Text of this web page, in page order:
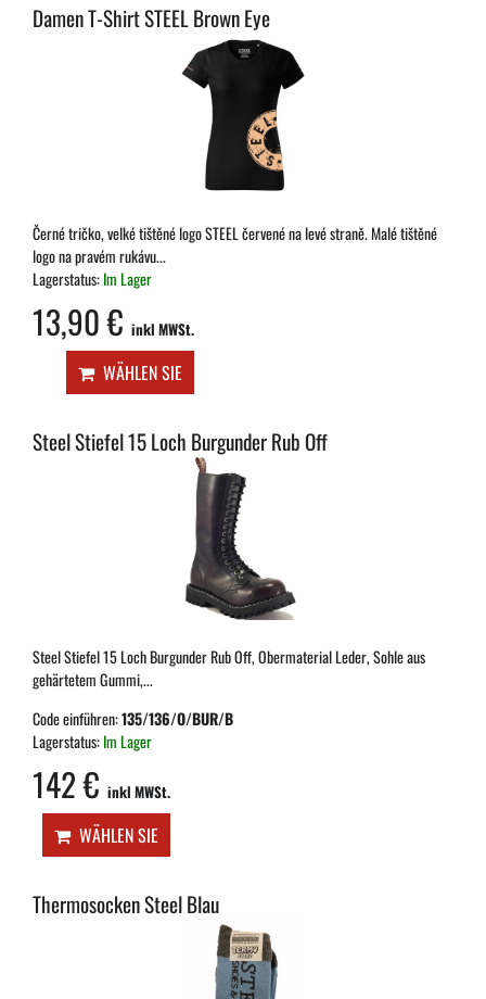
Damen T-Shirt STEEL Brown Eye
Černé tričko, velké tištěné logo STEEL červené na levé straně. Malé tištěné
logo na pravém rukávu...
Lagerstatus:Im Lager
13,90 € inkl MWSt.
WÄHLEN SIE
Steel Stiefel 15 Loch Burgunder Rub Off
Steel Stiefel 15 Loch Burgunder Rub Off, Obermaterial Leder, Sohle aus
gehärtetem Gummi,...
Code einführen:135/136/O/BUR/B
Lagerstatus:Im Lager
142 € inkl MWSt.
WÄHLEN SIE
Thermosocken Steel Blau